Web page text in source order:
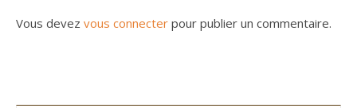
Vous devez vous connecter pour publier un commentaire.